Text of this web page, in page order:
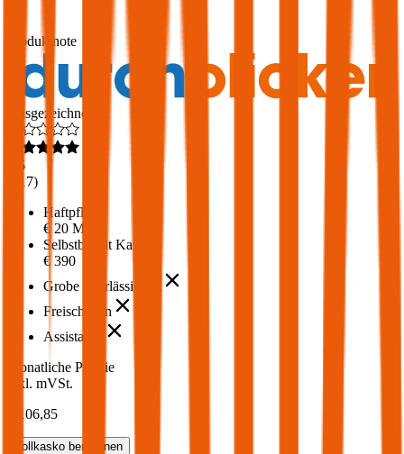
Produktnote
Ausgezeichnet
4,6
217)
Haftpflicht
€ 20 Mio.
Selbstbehalt Kasko
€ 390
Grobe Fahrlässigkeit
Freischaden
Assistance
Monatliche Prämie
inkl. mVSt.
€ 106,85
Vollkasko berechnen